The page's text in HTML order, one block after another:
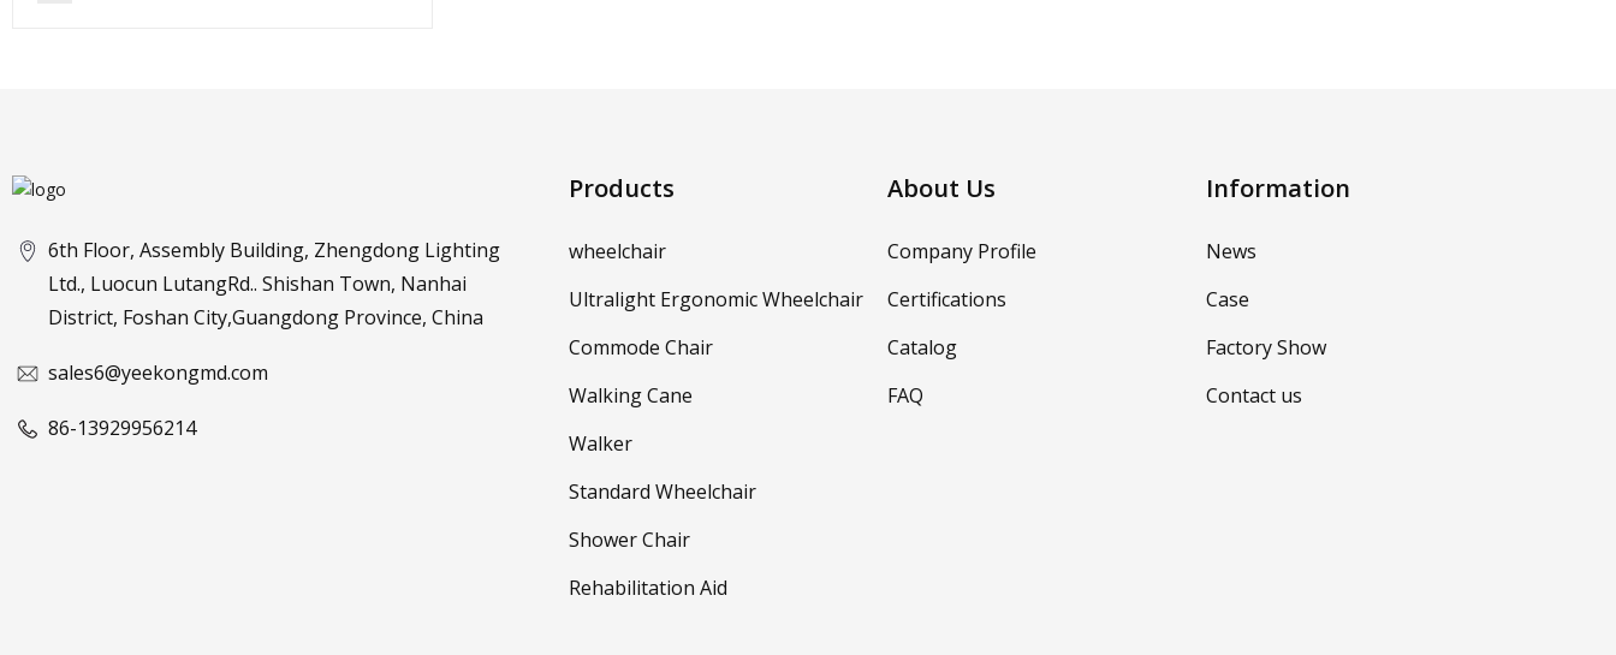
6th Floor, Assembly Building, Zhengdong Lighting
Ltd., Luocun LutangRd.. Shishan Town, Nanhai
District, Foshan City,Guangdong Province, China
sales6@yeekongmd.com
86-13929956214
Products
wheelchair
Ultralight Ergonomic Wheelchair
Commode Chair
Walking Cane
Walker
Standard Wheelchair
Shower Chair
Rehabilitation Aid
About Us
Company Profile
Certifications
Catalog
FAQ
Information
News
Case
Factory Show
Contact us